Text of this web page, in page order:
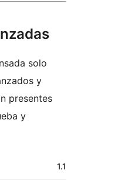
solo
y
presentes
y
1.1